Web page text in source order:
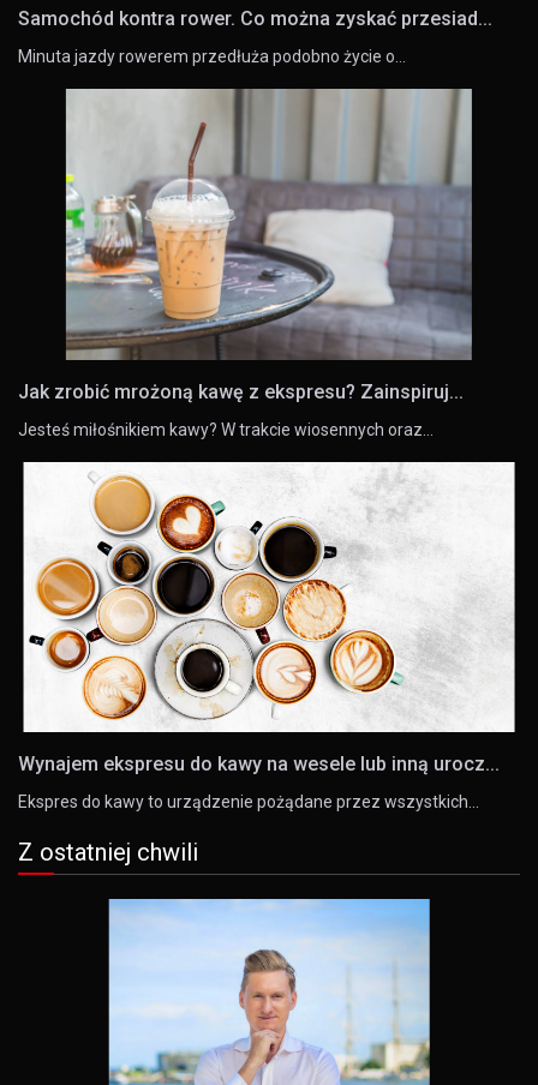
Samochód kontra rower. Co można zyskać przesiad...
Minuta jazdy rowerem przedłuża podobno życie o…
Jak zrobić mrożoną kawę z ekspresu? Zainspiruj...
Jesteś miłośnikiem kawy? W trakcie wiosennych oraz…
Wynajem ekspresu do kawy na wesele lub inną urocz...
Ekspres do kawy to urządzenie pożądane przez wszystkich…
Z ostatniej chwili